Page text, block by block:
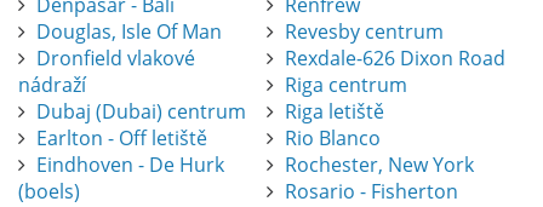
Douglas, Isle Of Man
Dronfield vlakové
nádraží
Dubaj (Dubai) centrum
Earlton - Off letiště
Eindhoven - De Hurk
(boels)
Revesby centrum
Rexdale-626 Dixon Road
Riga centrum
Riga letiště
Rio Blanco
Rochester, New York
Rosario - Fisherton